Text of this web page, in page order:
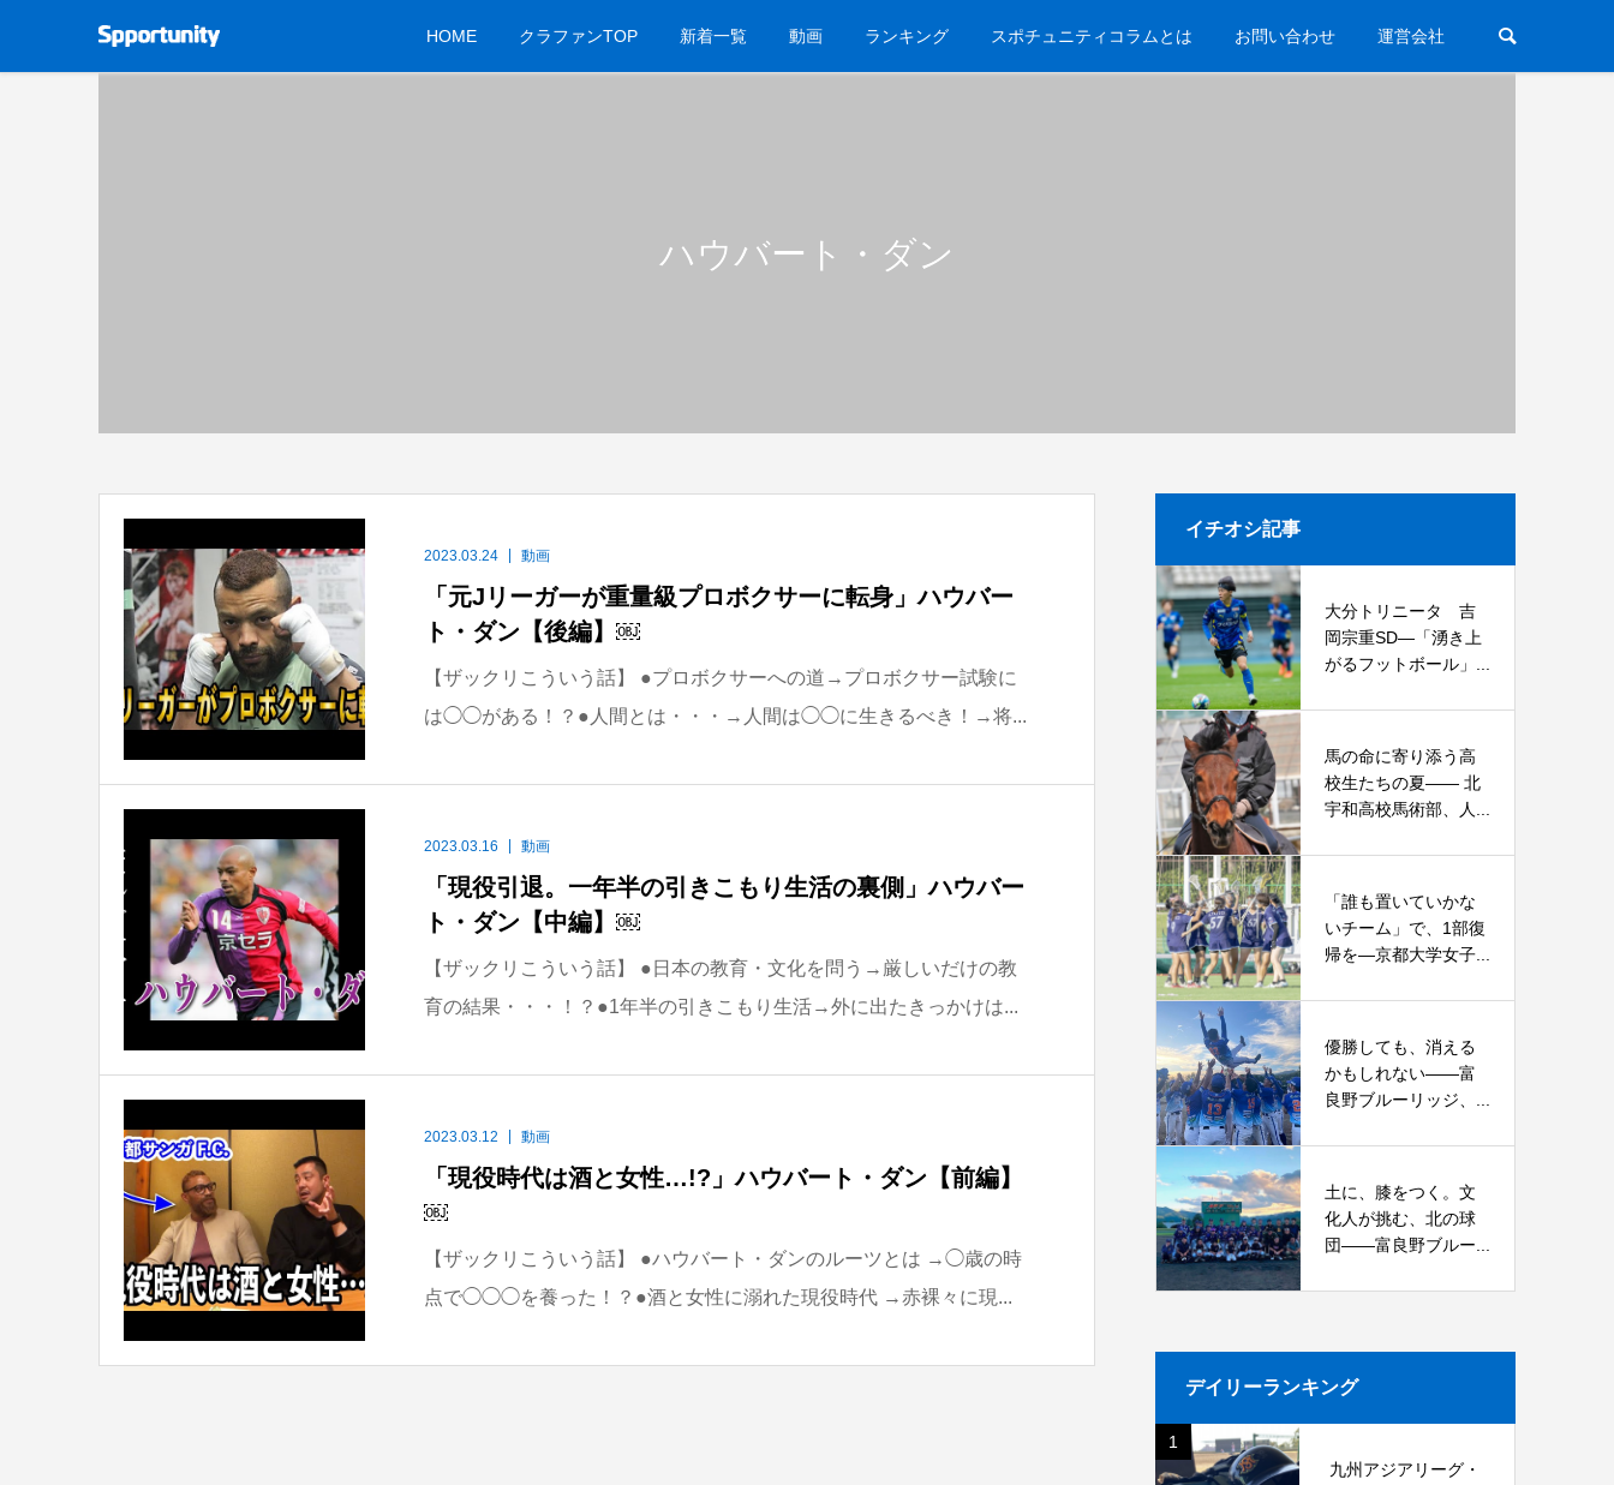
HOME クラファンTOP 新着一覧 動画 ランキング スポチュニティコラムとは お問い合わせ 運営会社
ハウバート・ダン
2023.03.24 動画
「元Jリーガーが重量級プロボクサーに転身」ハウバー
ト・ダン【後編】￼
【ザックリこういう話】 ●プロボクサーへの道→プロボクサー試験に
は◯◯がある！？●人間とは・・・→人間は◯◯に生きるべき！→将...
2023.03.16 動画
「現役引退。一年半の引きこもり生活の裏側」ハウバー
ト・ダン【中編】￼
【ザックリこういう話】 ●日本の教育・文化を問う→厳しいだけの教
育の結果・・・！？●1年半の引きこもり生活→外に出たきっかけは...
2023.03.12 動画
「現役時代は酒と女性…!?」ハウバート・ダン【前編】
￼
【ザックリこういう話】 ●ハウバート・ダンのルーツとは →◯歳の時
点で◯◯◯を養った！？●酒と女性に溺れた現役時代 →赤裸々に現...
イチオシ記事
大分トリニータ 吉
岡宗重SD―「湧き上
がるフットボール」...
馬の命に寄り添う高
校生たちの夏—— 北
宇和高校馬術部、人...
「誰も置いていかな
いチーム」で、1部復
帰を―京都大学女子...
優勝しても、消える
かもしれない――富
良野ブルーリッジ、...
土に、膝をつく。文
化人が挑む、北の球
団――富良野ブルー...
デイリーランキング
1
九州アジアリーグ・